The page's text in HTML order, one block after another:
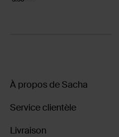
À propos de Sacha
Service clientèle
Livraison